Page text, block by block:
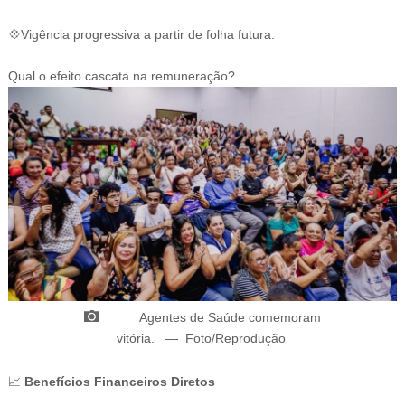
💠Vigência progressiva a partir de folha futura.
Qual o efeito cascata na remuneração?
Agentes de Saúde comemoram
vitória
— Foto/Reprodução.
📈 Benefícios Financeiros Diretos